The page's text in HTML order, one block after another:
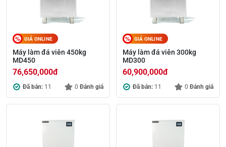
GIÁ ONLINE
Máy làm đá viên 450kg
MD450
76,650,000đ
Đã bán: 11 0 Đánh giá
GIÁ ONLINE
Máy làm đá viên 300kg
MD300
60,900,000đ
Đã bán: 11 0 Đánh giá